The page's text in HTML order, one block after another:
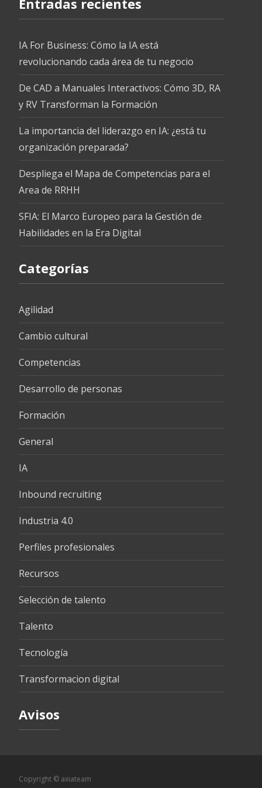
IA For Business: Cómo la IA está
revolucionando cada área de tu negocio
De CAD a Manuales Interactivos: Cómo 3D, RA
y RV Transforman la Formación
La importancia del liderazgo en IA: ¿está tu
organización preparada?
Despliega el Mapa de Competencias para el
Area de RRHH
SFIA: El Marco Europeo para la Gestión de
Habilidades en la Era Digital
Categorías
Agilidad
Cambio cultural
Competencias
Desarrollo de personas
Formación
General
IA
Inbound recruiting
Industria 4.0
Perfiles profesionales
Recursos
Selección de talento
Talento
Tecnología
Transformacion digital
Avisos
Copyright © axiateam